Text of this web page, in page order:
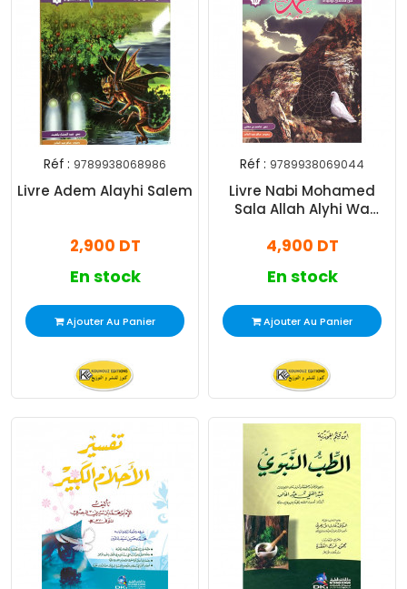
Réf : 9789938068986
Livre Adem Alayhi Salem
2,900 DT
En stock
Ajouter Au Panier
Réf : 9789938069044
Livre Nabi Mohamed
Sala Allah Alyhi Wa
4,900 DT
En stock
Ajouter Au Panier